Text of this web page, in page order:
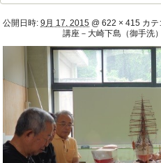
公開日時: 9月 17, 2015 @ 622 × 415 カテ
講座－大崎下島（御手洗